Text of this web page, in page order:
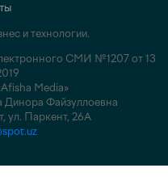
и технологии.
СМИ №1207 от 13
Media»
Динора Файзуллоевна
ул. Паркент, 26А